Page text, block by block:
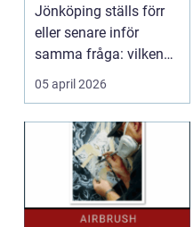
Jönköping ställs förr
eller senare inför
samma fråga: vilken
verkstad tar bäst hand
om...
05 april 2026